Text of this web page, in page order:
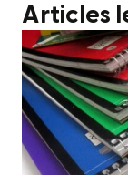
Articles